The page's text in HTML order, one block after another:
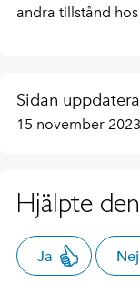
andra tillstånd
Sidan
15 november 2023
Hjälpte
Ja Nej